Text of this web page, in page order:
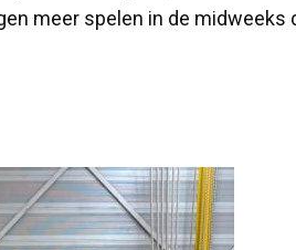
meer spelen in de midweeks